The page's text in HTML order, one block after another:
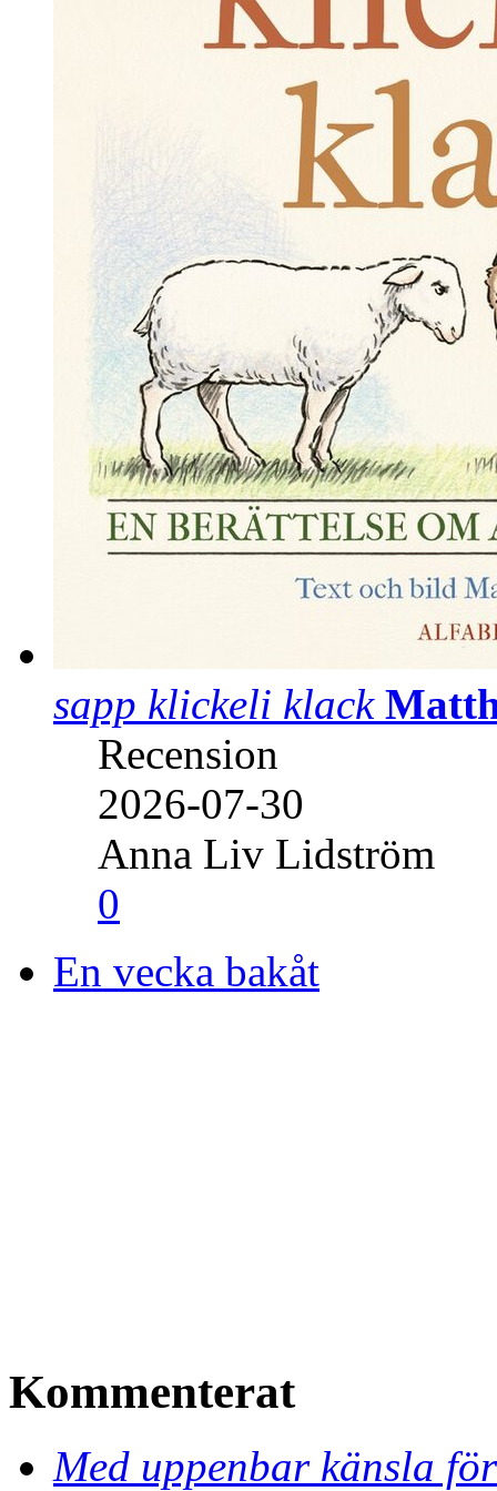
sapp klickeli klack
Recension
2026-07-30
Anna Liv Lidström
0
En vecka bakåt
Kommenterat
Med uppenbar känsla